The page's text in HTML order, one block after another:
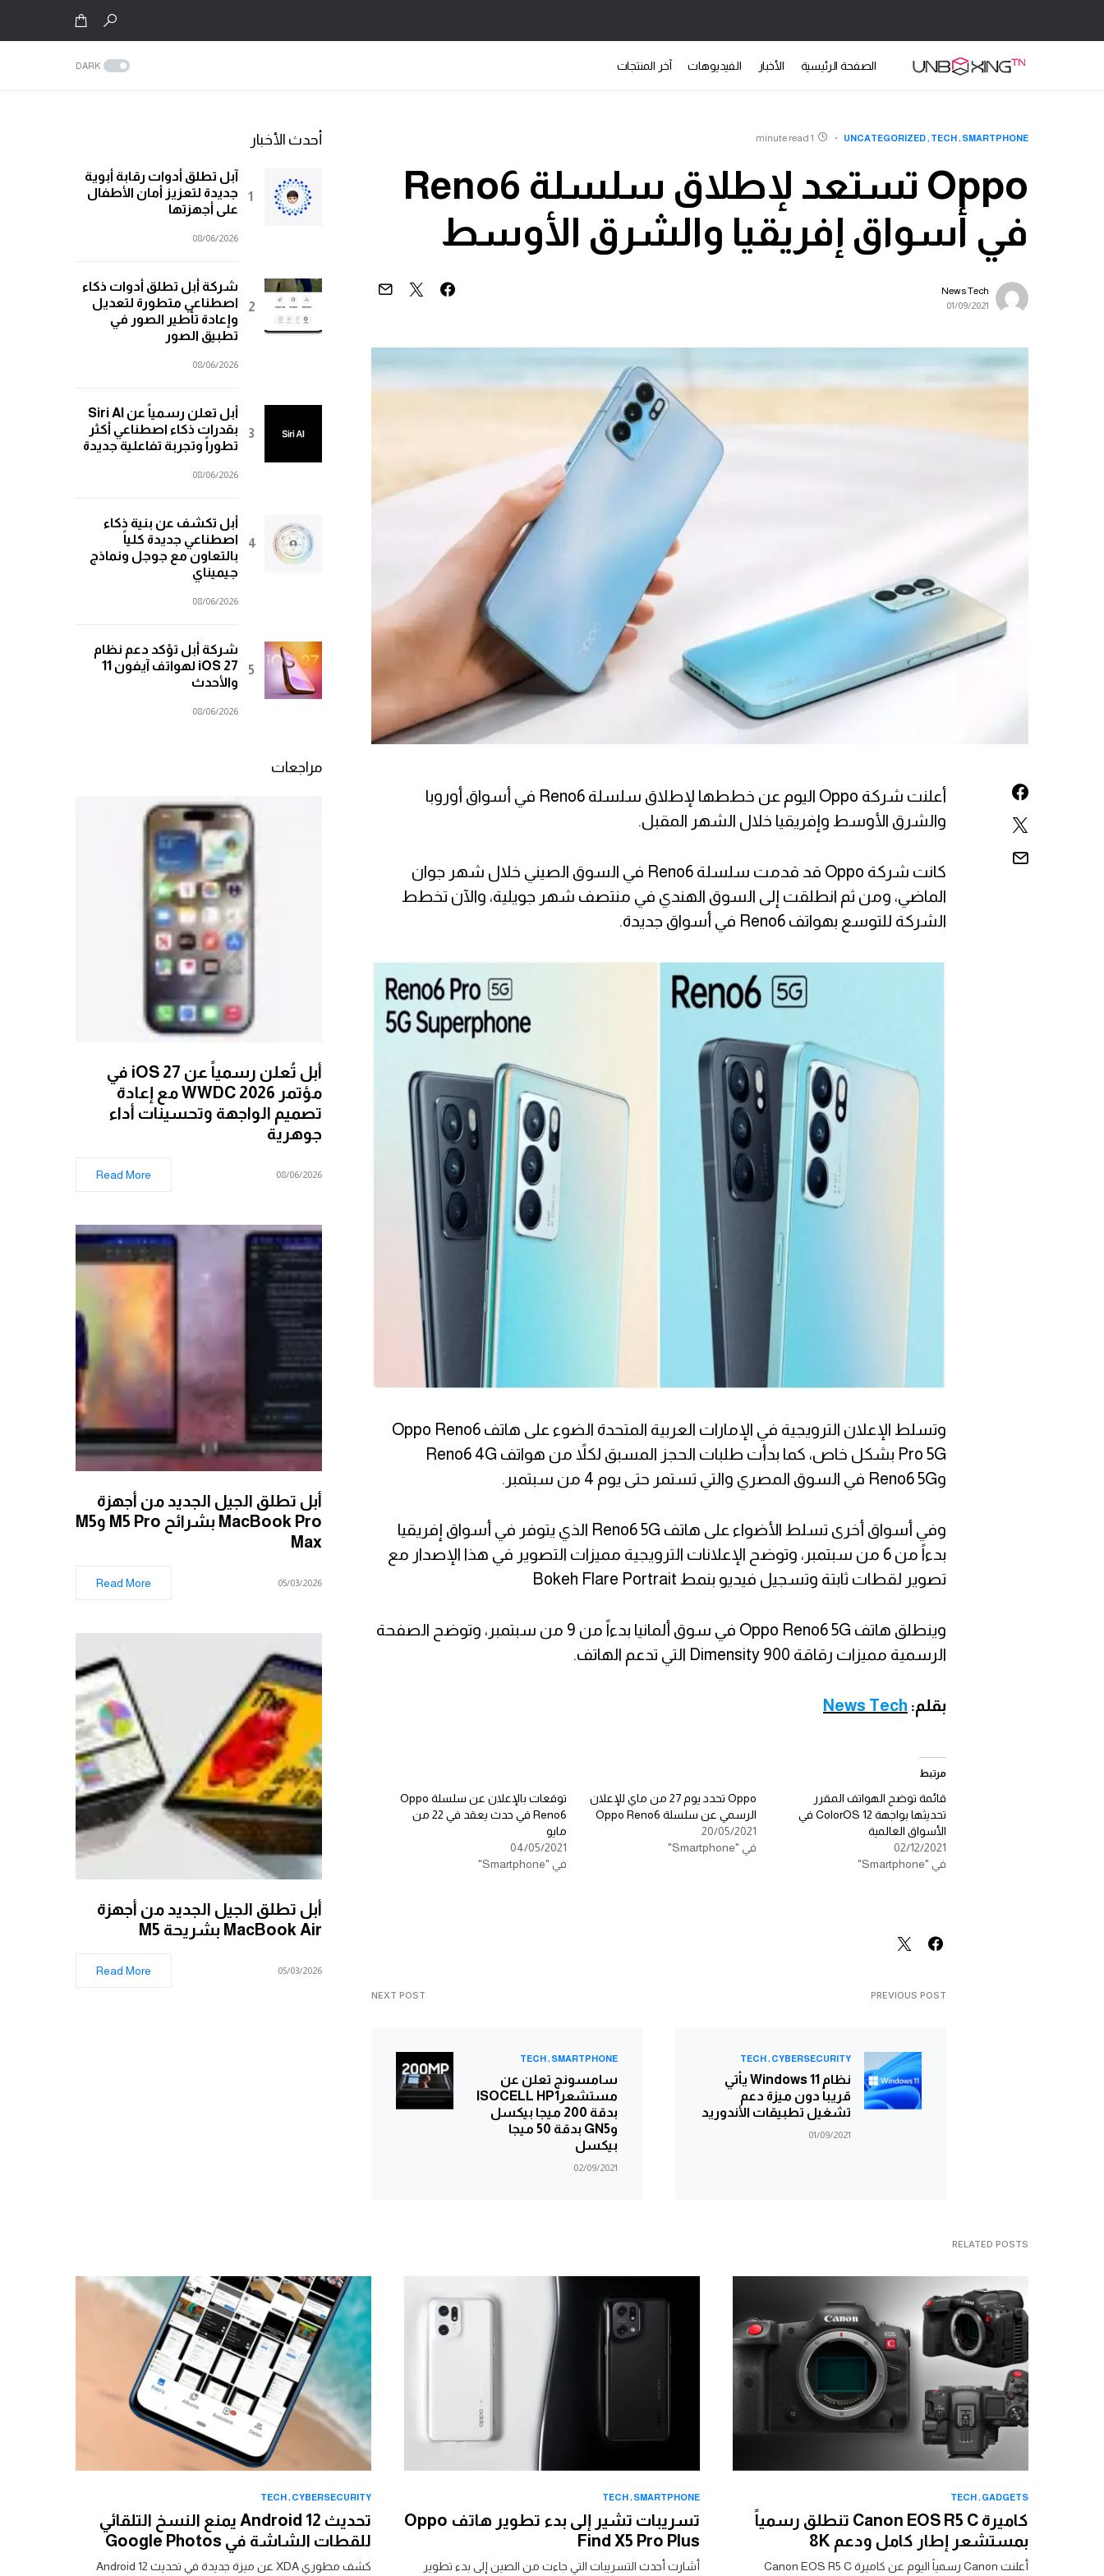
الصفحة الرئيسية الأخبار الفيديوهات آخر المنتجات DARK
SMARTPHONE
TECH
UNCATEGORIZED
1 minute read
Oppo تستعد لإطلاق سلسلة Reno6
في أسواق إفريقيا والشرق الأوسط
News Tech
01/09/2021
أعلنت شركة Oppo اليوم عن خططها لإطلاق سلسلة Reno6 في أسواق أوروبا
والشرق الأوسط وإفريقيا خلال الشهر المقبل.
كانت شركة Oppo قد قدمت سلسلة Reno6 في السوق الصيني خلال شهر جوان
الماضي، ومن ثم انطلقت إلى السوق الهندي في منتصف شهر جويلية، والآن تخطط
الشركة للتوسع بهواتف Reno6 في أسواق جديدة.
وتسلط الإعلان الترويجية في الإمارات العربية المتحدة الضوء على هاتف Oppo Reno6
Pro 5G بشكل خاص، كما بدأت طلبات الحجز المسبق لكلاً من هواتف Reno6 4G
وReno6 5G في السوق المصري والتي تستمر حتى يوم 4 من سبتمبر.
وفي أسواق أخرى تسلط الأضواء على هاتف Reno6 5G الذي يتوفر في أسواق إفريقيا
بدءاً من 6 من سبتمبر، وتوضح الإعلانات الترويجية مميزات التصوير في هذا الإصدار مع
تصوير لقطات ثابتة وتسجيل فيديو بنمط Bokeh Flare Portrait
وينطلق هاتف Oppo Reno6 5G في سوق ألمانيا بدءاً من 9 من سبتمبر، وتوضح الصفحة
الرسمية مميزات رقاقة Dimensity 900 التي تدعم الهاتف.
بقلم: News Tech
مرتبط
قائمة توضح الهواتف المقرر
تحديثها بواجهة ColorOS 12 في
الأسواق العالمية
02/12/2021
في "Smartphone"
Oppo تحدد يوم 27 من ماي للإعلان
الرسمي عن سلسلة Oppo Reno6
20/05/2021
في "Smartphone"
توقعات بالإعلان عن سلسلة Oppo
Reno6 في حدث يعقد في 22 من
مايو
04/05/2021
في "Smartphone"
PREVIOUS POST
CYBERSECURITY
TECH
نظام Windows 11 يأتي
قريباً دون ميزة دعم
تشغيل تطبيقات الأندوريد
01/09/2021
NEXT POST
SMARTPHONE
TECH
سامسونج تعلن عن
مستشعرISOCELL HP1
بدقة 200 ميجا بيكسل
وGN5 بدقة 50 ميجا
بيكسل
02/09/2021
أحدث الأخبار
آبل تطلق أدوات رقابة أبوية
جديدة لتعزيز أمان الأطفال
على أجهزتها
08/06/2026
شركة أبل تطلق أدوات ذكاء
اصطناعي متطورة لتعديل
وإعادة تأطير الصور في
تطبيق الصور
08/06/2026
أبل تعلن رسمياً عن Siri AI
بقدرات ذكاء اصطناعي أكثر
تطوراً وتجربة تفاعلية جديدة
08/06/2026
أبل تكشف عن بنية ذكاء
اصطناعي جديدة كلياً
بالتعاون مع جوجل ونماذج
جيميناي
08/06/2026
شركة أبل تؤكد دعم نظام
iOS 27 لهواتف آيفون 11
والأحدث
08/06/2026
مراجعات
أبل تُعلن رسمياً عن iOS 27 في
مؤتمر WWDC 2026 مع إعادة
تصميم الواجهة وتحسينات أداء
جوهرية
08/06/2026
Read More
أبل تطلق الجيل الجديد من أجهزة
MacBook Pro بشرائح M5 Pro وM5
Max
05/03/2026
Read More
أبل تطلق الجيل الجديد من أجهزة
MacBook Air بشريحة M5
05/03/2026
Read More
RELATED POSTS
GADGETS
TECH
كاميرة Canon EOS R5 C تنطلق رسمياً
بمستشعر إطار كامل ودعم 8K
أعلنت Canon رسمياً اليوم عن كاميرة Canon EOS R5 C
SMARTPHONE
TECH
تسريبات تشير إلى بدء تطوير هاتف Oppo
Find X5 Pro Plus
أشارت أحدث التسريبات التي جاءت من الصين إلى بدء تطوير
CYBERSECURITY
TECH
تحديث Android 12 يمنع النسخ التلقائي
للقطات الشاشة في Google Photos
كشف مطوري XDA عن ميزة جديدة في تحديث Android 12